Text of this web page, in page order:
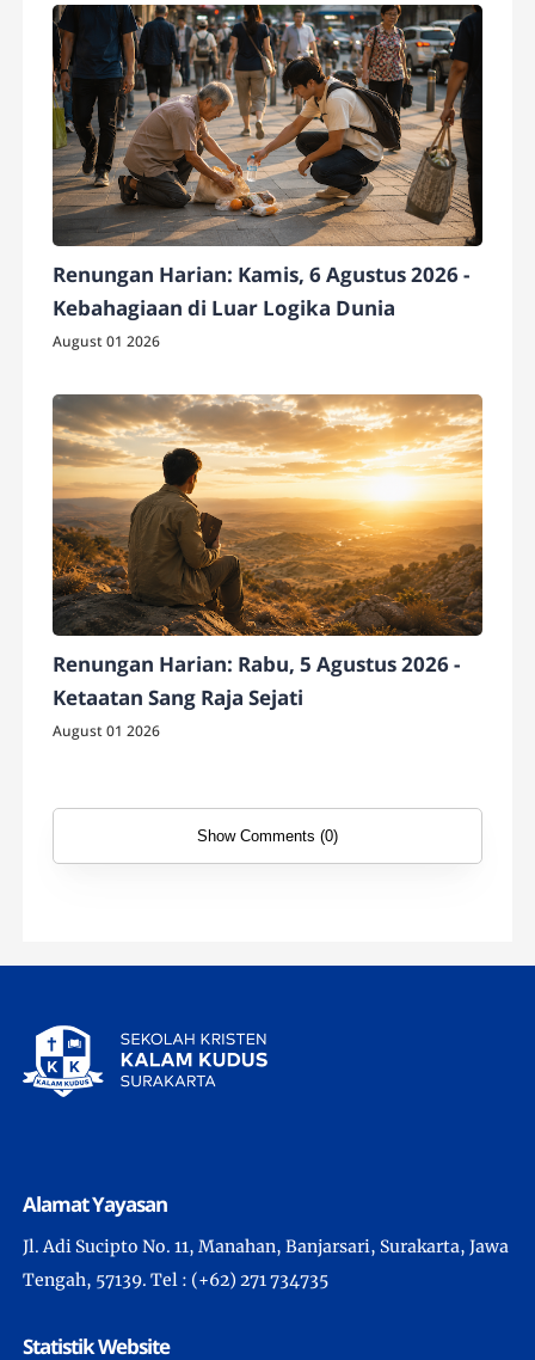
Renungan Harian: Kamis, 6 Agustus 2026 -
Kebahagiaan di Luar Logika Dunia
August 01 2026
Renungan Harian: Rabu, 5 Agustus 2026 -
Ketaatan Sang Raja Sejati
August 01 2026
Show Comments (0)
Alamat Yayasan
Jl. Adi Sucipto No. 11, Manahan, Banjarsari, Surakarta, Jawa
Tengah, 57139. Tel : (+62) 271 734735
Statistik Website